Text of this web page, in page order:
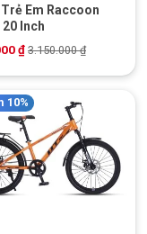
Em Raccoon
Inch
₫ 3.150.000₫
10%